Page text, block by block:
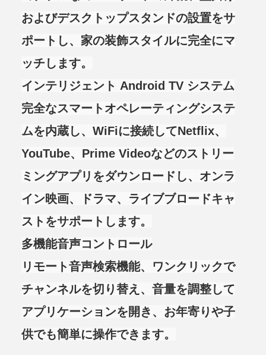
およびデスクトップスタンドの設置をサ
ポートし、家の装飾スタイルに完全にマ
ッチします。
インテリジェント Android TV システム
完全なスマートオペレーティングシステ
ムを内蔵し、WiFiに接続してNetflix、
YouTube、Prime Videoなどのストリー
ミングアプリをダウンロードし、オンラ
イン映画、ドラマ、ライブブロードキャ
ストをサポートします。
多機能音声コントロール
リモート音声検索機能、ワンクリックで
チャンネルを切り替え、音量を調整して
アプリケーションを開き、お年寄りや子
供でも簡単に操作できます。